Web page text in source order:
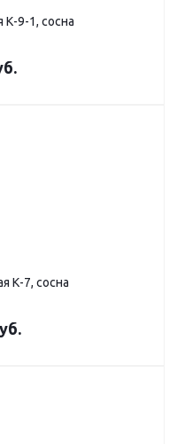
К-9-1, сосна
К-7, сосна